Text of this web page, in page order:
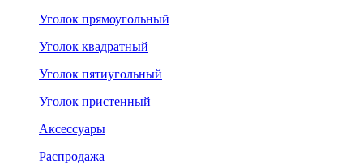
Уголок прямоугольный
Уголок квадратный
Уголок пятиугольный
Уголок пристенный
Аксессуары
Распродажа